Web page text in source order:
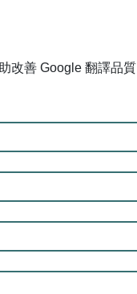
改善 Google 翻譯品質